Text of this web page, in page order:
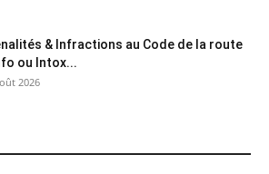
& Infractions au Code de la route
ou Intox...
2026